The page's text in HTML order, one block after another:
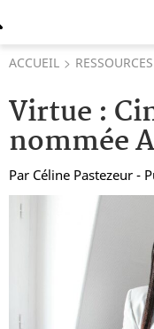
ACCUEIL
Virtue :
nommée
Par Céline Pastezeur -